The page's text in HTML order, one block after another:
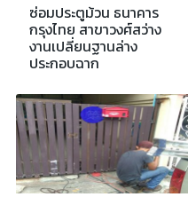
ซ่อมประตูม้วน ธนาคาร
กรุงไทย สาขาวงศ์สว่าง
งานเปลี่ยนฐานล่าง
ประกอบฉาก